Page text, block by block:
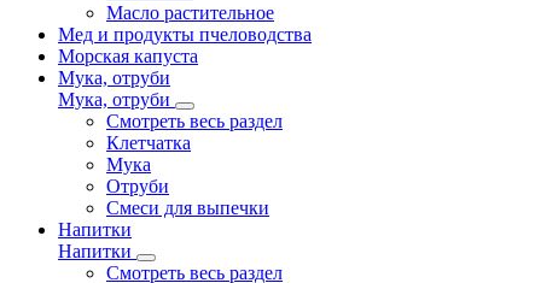
Масло растительное
Мед и продукты пчеловодства
Морская капуста
Мука, отруби
Мука, отруби
Смотреть весь раздел
Клетчатка
Мука
Отруби
Смеси для выпечки
Напитки
Напитки
Смотреть весь раздел